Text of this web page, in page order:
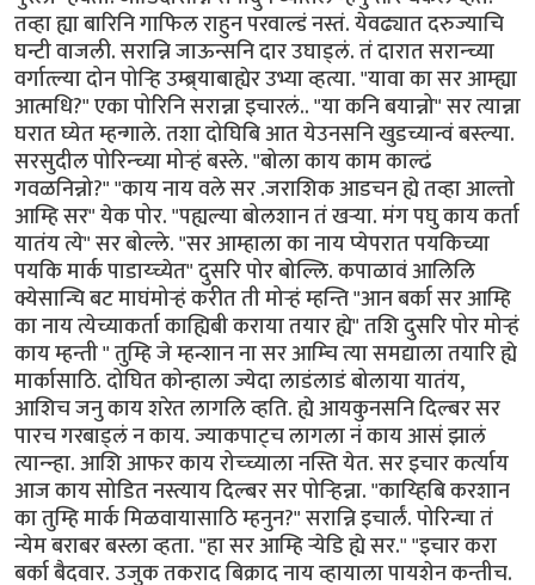
तव्हा ह्या बारिनि गाफिल राहुन परवाल्डं नस्तं. येवढ्यात दरुज्याचि
घन्टी वाजली. सरान्नि जाऊन्सनि दार उघाड्लं. तं दारात सरान्च्या
वर्गात्ल्या दोन पोर्‍हि उम्ब्र्याबाह्येर उभ्या व्हत्या. "यावा का सर आम्ह्या
आत्मधि?" एका पोरिनि सरान्ना इचारलं.. "या कनि बयान्नो" सर त्यान्ना
घरात घ्येत म्हन्गाले. तशा दोघिबि आत येउनसनि खुडच्यान्वं बस्ल्या.
सरसुदील पोरिन्च्या मोर्‍हं बस्ले. "बोला काय काम काल्ढं
गवळनिन्नो?" "काय नाय वले सर .जराशिक आडचन ह्ये तव्हा आल्तो
आम्हि सर" येक पोर. "पह्यल्या बोलशान तं खर्‍या. मंग पघु काय कर्ता
यातंय त्ये" सर बोल्ले. "सर आम्हाला का नाय प्येपरात पयकिच्या
पयकि मार्क पाडाय्च्येत" दुसरि पोर बोल्लि. कपाळावं आलिलि
क्येसान्चि बट माघंमोर्‍हं करीत ती मोर्‍हं म्हन्ति "आन बर्का सर आम्हि
का नाय त्येच्याकर्ता काह्यिबी कराया तयार ह्ये" तशि दुसरि पोर मोर्‍हं
काय म्हन्ती " तुम्हि जे म्हन्शान ना सर आम्चि त्या समद्याला तयारि ह्ये
मार्कासाठि. दोघित कोन्हाला ज्येदा लाडंलाडं बोलाया यातंय,
आशिच जनु काय शरेत लागलि व्हति. ह्ये आयकुनसनि दिल्बर सर
पारच गरबाड्लं न काय. ज्याकपाट्च लागला नं काय आसं झालं
त्यान्न्हा. आशि आफर काय रोच्च्याला नस्ति येत. सर इचार कर्त्याय
आज काय सोडित नस्त्याय दिल्बर सर पोर्‍हिन्ना. "काय्हिबि करशान
का तुम्हि मार्क मिळवायासाठि म्हनुन?" सरान्नि इचार्लं. पोरिन्चा तं
न्येम बराबर बस्ला व्हता. "हा सर आम्हि र्‍येडि ह्ये सर." "इचार करा
बर्का बैदवार. उजुक तकराद बिक्राद नाय व्हायाला पायशेन कन्तीच.